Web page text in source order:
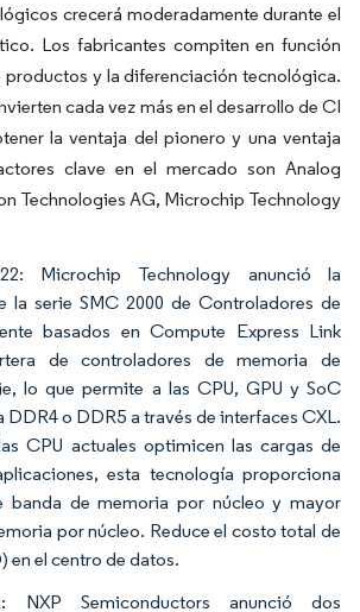
crecerá moderadamente durante el
Los fabricantes compiten en función
productos y la diferenciación tecnológica.
cada vez más en el desarrollo de CI
la ventaja del pionero y una ventaja
clave en el mercado son Analog
Technologies AG, Microchip Technology
Microchip Technology anunció la
la serie SMC 2000 de Controladores de
basados en Compute Express Link
de controladores de memoria de
lo que permite a las CPU, GPU y SoC
DDR4 o DDR5 a través de interfaces CXL.
CPU actuales optimicen las cargas de
esta tecnología proporciona
banda de memoria por núcleo y mayor
por núcleo. Reduce el costo total de
en el centro de datos.
NXP Semiconductors anunció dos